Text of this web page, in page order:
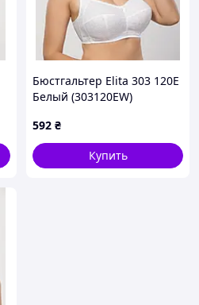
Бюстгальтер Elita 303 120E
Белый (303120EW)
592 ₴
Купить